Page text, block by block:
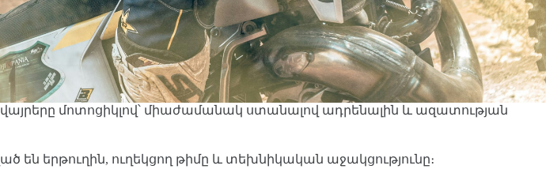
մոտոցիկլով՝ միաժամանակ ստանալով ադրենալին և ազատության
են երթուղին, ուղեկցող թիմը և տեխնիկական աջակցությունը։